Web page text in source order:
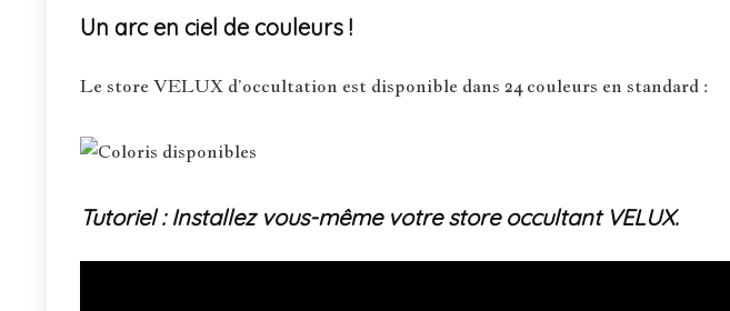
Un arc en ciel de couleurs !
Le store VELUX d’occultation est disponible dans 24 couleurs en standard :
Tutoriel : Installez vous-même votre store occultant VELUX.